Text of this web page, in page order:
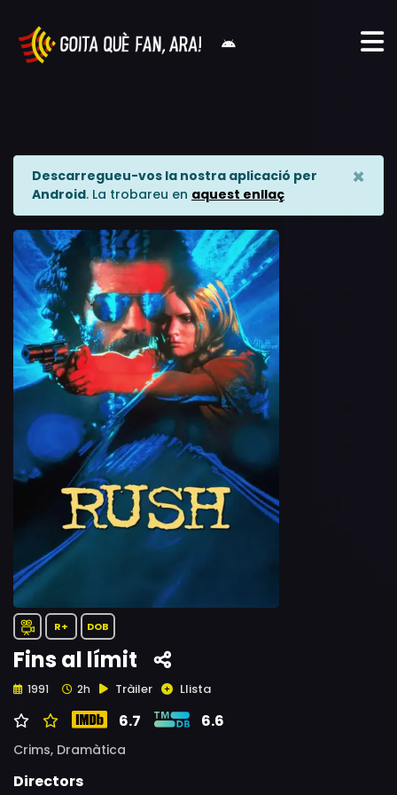
Descarregueu-vos la nostra aplicació per
Android. La trobareu en aquest enllaç
×
R+ DOB
Fins al límit
1991 2h Tràiler Llista
6.7 6.6
Crims, Dramàtica
Directors